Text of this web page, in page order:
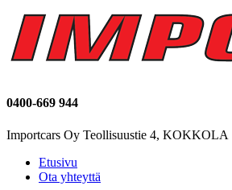
0400-669 944
Importcars Oy Teollisuustie 4, KOKKOLA
Etusivu
Ota yhteyttä